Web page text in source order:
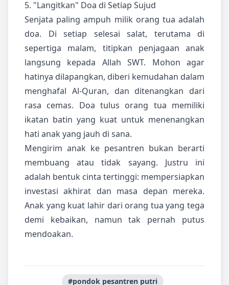
5. "Langitkan" Doa di Setiap Sujud
Senjata paling ampuh milik orang tua adalah
doa. Di setiap selesai salat, terutama di
sepertiga malam, titipkan penjagaan anak
langsung kepada Allah SWT. Mohon agar
hatinya dilapangkan, diberi kemudahan dalam
menghafal Al-Quran, dan ditenangkan dari
rasa cemas. Doa tulus orang tua memiliki
ikatan batin yang kuat untuk menenangkan
hati anak yang jauh di sana.
Mengirim anak ke pesantren bukan berarti
membuang atau tidak sayang. Justru ini
adalah bentuk cinta tertinggi: mempersiapkan
investasi akhirat dan masa depan mereka.
Anak yang kuat lahir dari orang tua yang tega
demi kebaikan, namun tak pernah putus
mendoakan.
#pondok pesantren putri